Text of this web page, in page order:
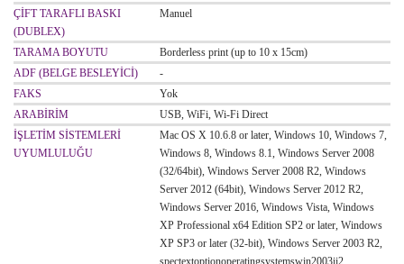
ÇİFT TARAFLI BASKI
(DUBLEX)
Manuel
TARAMA BOYUTU
Borderless print (up to 10 x 15cm)
ADF (BELGE BESLEYİCİ)
-
FAKS
Yok
ARABİRİM
USB, WiFi, Wi-Fi Direct
İŞLETİM SİSTEMLERİ
UYUMLULUĞU
Mac OS X 10.6.8 or later, Windows 10, Windows 7,
Windows 8, Windows 8.1, Windows Server 2008
(32/64bit), Windows Server 2008 R2, Windows
Server 2012 (64bit), Windows Server 2012 R2,
Windows Server 2016, Windows Vista, Windows
XP Professional x64 Edition SP2 or later, Windows
XP SP3 or later (32-bit), Windows Server 2003 R2,
spectextoptionoperatingsystemswin2003ii2